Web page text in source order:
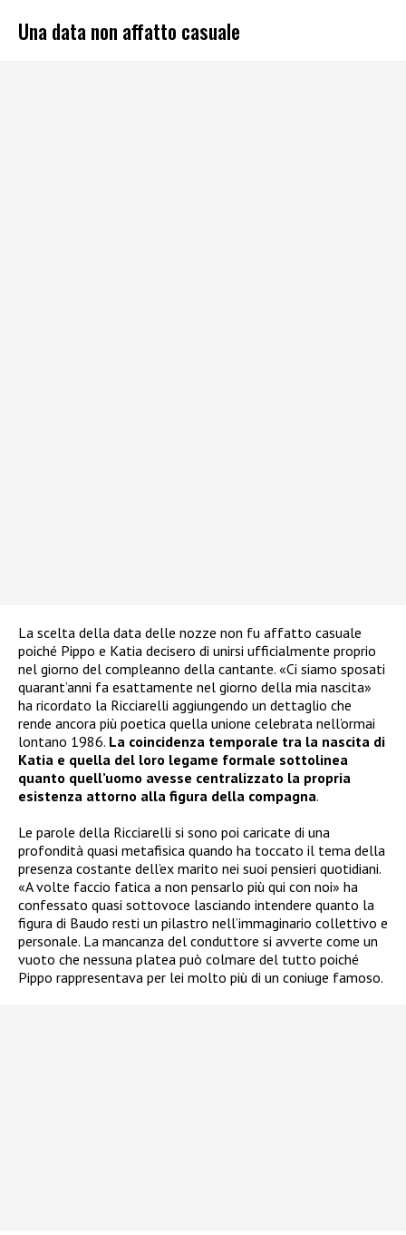
Una data non affatto casuale
La scelta della data delle nozze non fu affatto casuale
poiché Pippo e Katia decisero di unirsi ufficialmente proprio
nel giorno del compleanno della cantante. «Ci siamo sposati
quarant’anni fa esattamente nel giorno della mia nascita»
ha ricordato la Ricciarelli aggiungendo un dettaglio che
rende ancora più poetica quella unione celebrata nell’ormai
lontano 1986. La coincidenza temporale tra la nascita di
Katia e quella del loro legame formale sottolinea
quanto quell’uomo avesse centralizzato la propria
esistenza attorno alla figura della compagna.
Le parole della Ricciarelli si sono poi caricate di una
profondità quasi metafisica quando ha toccato il tema della
presenza costante dell’ex marito nei suoi pensieri quotidiani.
«A volte faccio fatica a non pensarlo più qui con noi» ha
confessato quasi sottovoce lasciando intendere quanto la
figura di Baudo resti un pilastro nell’immaginario collettivo e
personale. La mancanza del conduttore si avverte come un
vuoto che nessuna platea può colmare del tutto poiché
Pippo rappresentava per lei molto più di un coniuge famoso.